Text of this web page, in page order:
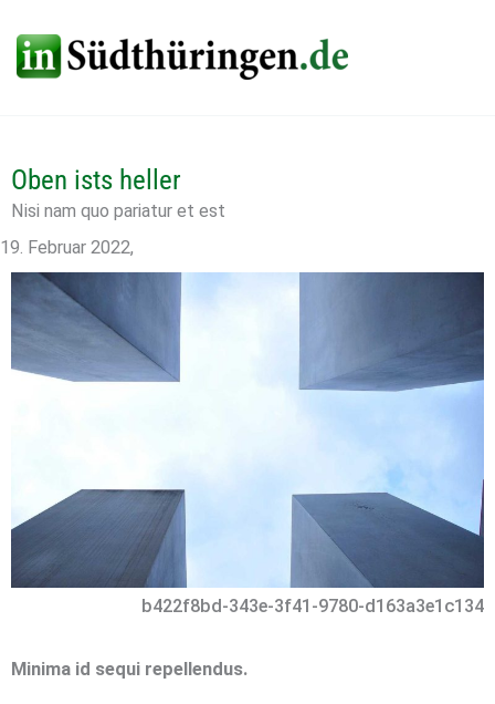
Inhalt
springen
Oben ists heller
Nisi nam quo pariatur et est
19. Februar 2022,
b422f8bd-343e-3f41-9780-d163a3e1c134
Minima id sequi repellendus.